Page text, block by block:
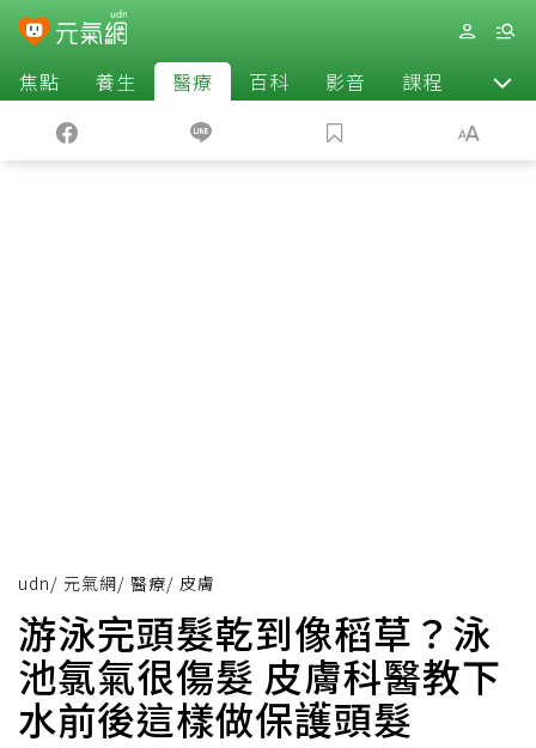
焦點 養生 醫療 百科 影音 課程 退休
udn/ 元氣網/ 醫療/ 皮膚
游泳完頭髮乾到像稻草？泳
池氯氣很傷髮 皮膚科醫教下
水前後這樣做保護頭髮